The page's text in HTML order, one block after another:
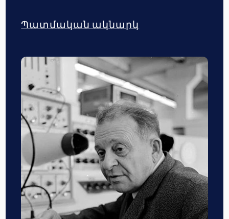
Պատմական ակնարկ